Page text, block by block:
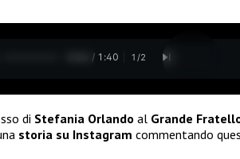
0:27 / 1:40 1 /2
di Stefania Orlando al Grande
storia su Instagram commentando